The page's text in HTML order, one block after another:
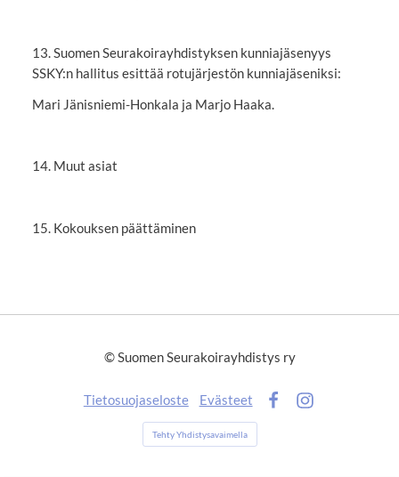
13. Suomen Seurakoirayhdistyksen kunniajäsenyys
SSKY:n hallitus esittää rotujärjestön kunniajäseniksi:
Mari Jänisniemi-Honkala ja Marjo Haaka.
14. Muut asiat
15. Kokouksen päättäminen
©Suomen Seurakoirayhdistys ry
Tietosuojaseloste
Evästeet
Tehty Yhdistysavaimella